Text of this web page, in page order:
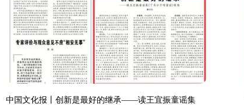
中国文化报丨​创新是最好的继承——读王宜振童谣集